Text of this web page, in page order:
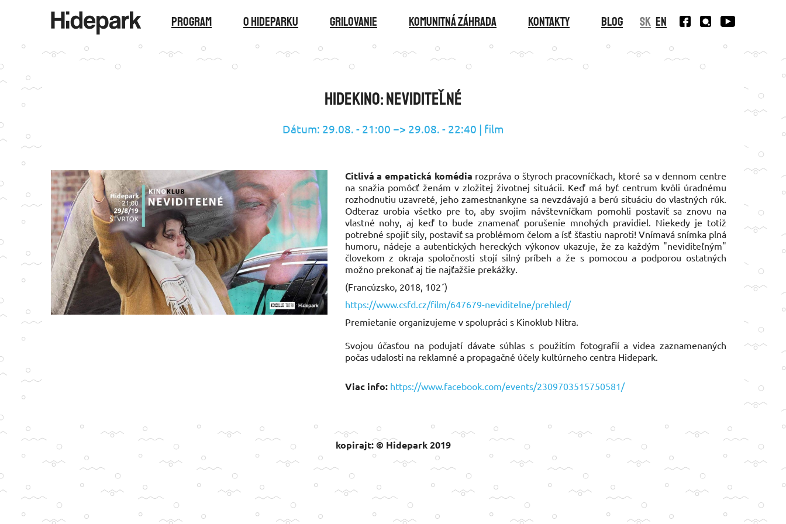
Program O Hideparku GRILOVANIE KOMUNITNÁ ZÁHRADA Kontakty Blog SK EN
HideKino: Neviditeľné
Dátum: 29.08. - 21:00 −> 29.08. - 22:40 | film
Citlivá a empatická komédia rozpráva o štyroch pracovníčkach, ktoré sa v dennom centre
na snažia pomôcť ženám v zložitej životnej situácii. Keď má byť centrum kvôli úradnému
rozhodnutiu uzavreté, jeho zamestnankyne sa nevzdávajú a berú situáciu do vlastných rúk.
Odteraz urobia všetko pre to, aby svojim návštevníčkam pomohli postaviť sa znovu na
vlastné nohy, aj keď to bude znamenať porušenie mnohých pravidiel. Niekedy je totiž
potrebné spojiť sily, postaviť sa problémom čelom a ísť šťastiu naproti! Vnímavá snímka plná
humoru, nádeje a autentických hereckých výkonov ukazuje, že za každým "neviditeľným"
človekom z okraja spoločnosti stojí silný príbeh a že s pomocou a podporou ostatných
možno prekonať aj tie najťažšie prekážky.
(Francúzsko, 2018, 102´)
https://www.csfd.cz/film/647679-neviditelne/prehled/
Premietanie organizujeme v spolupráci s Kinoklub Nitra.
Svojou účasťou na podujatí dávate súhlas s použitím fotografií a videa zaznamenaných
počas udalosti na reklamné a propagačné účely kultúrneho centra Hidepark.
Viac info: https://www.facebook.com/events/2309703515750581/
kopirajt: © Hidepark 2019